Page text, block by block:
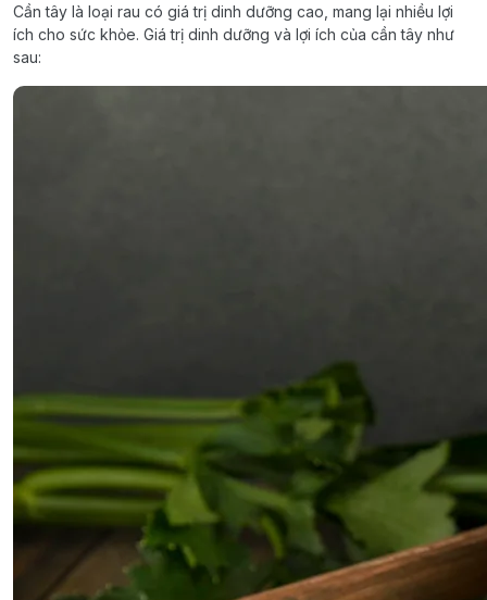
Cần tây là loại rau có giá trị dinh dưỡng cao, mang lại nhiều lợi
ích cho sức khỏe. Giá trị dinh dưỡng và lợi ích của cần tây như
sau: